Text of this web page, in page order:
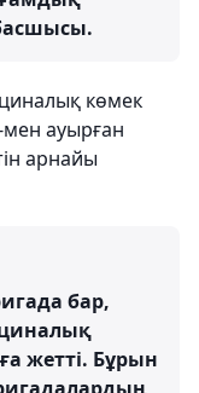
көмек
мен ауырған
арнайы
бар,
жетті. Бұрын